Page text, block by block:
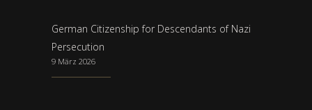
German Citizenship for Descendants of Nazi
Persecution
9 März 2026